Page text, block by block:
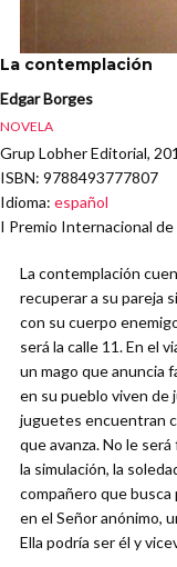
La contemplación
Edgar Borges
NOVELA
Grup Lobher Editorial,
ISBN: 9788493777807
Idioma: español
I Premio Internacional
La contemplación
recuperar a su pareja
con su cuerpo
será la calle 11. En el
un mago que anuncia
en su pueblo viven de
juguetes encuentran
que avanza. No le
la simulación, la
compañero que
en el Señor anónimo,
Ella podría ser él y